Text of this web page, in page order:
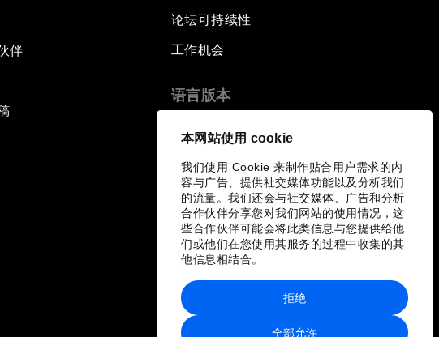
本网站使用 cookie
我们使用 Cookie 来制作贴合用户需求的内
容与广告、提供社交媒体功能以及分析我们
的流量。我们还会与社交媒体、广告和分析
合作伙伴分享您对我们网站的使用情况，这
些合作伙伴可能会将此类信息与您提供给他
们或他们在您使用其服务的过程中收集的其
他信息相结合。
全部允许
拒绝
伴
论坛可持续性
工作机会
语言版本